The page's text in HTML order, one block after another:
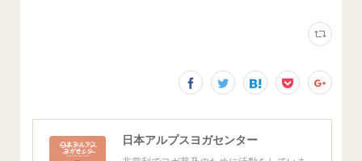
日本アルプスヨガセンター